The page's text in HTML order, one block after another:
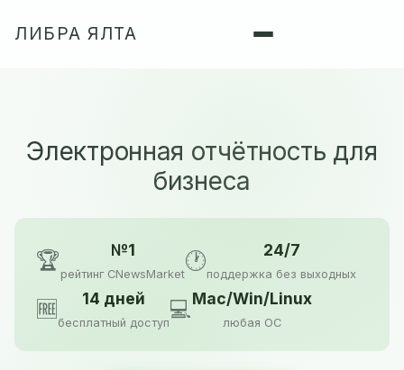
ЛИБРА ЯЛТА
Электронная отчётность для
бизнеса
🏆 №1
рейтинг CNewsMarket
🕐 24/7
поддержка без выходных
🆓 14 дней
бесплатный доступ
💻Mac/Win/Linux
любая ОС